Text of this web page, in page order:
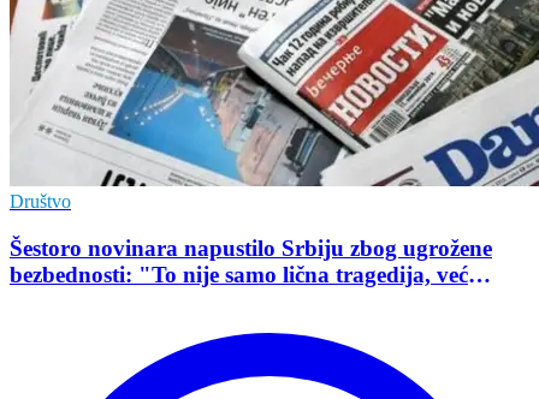
Društvo
Šestoro novinara napustilo Srbiju zbog ugrožene
bezbednosti: "To nije samo lična tragedija, već